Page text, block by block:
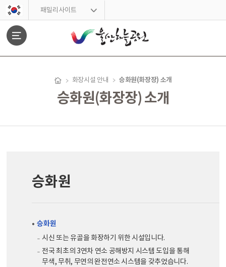
스킵네비게이션
패밀리사이트
화장시설 안내 승화원(화장장) 소개
승화원(화장장) 소개
승화원
승화원
시신 또는 유골을 화장하기 위한 시설입니다.
전국 최초의 3연차 연소 공해방지 시스템 도입을 통해
무색, 무취, 무연의 완전연소 시스템을 갖추었습니다.